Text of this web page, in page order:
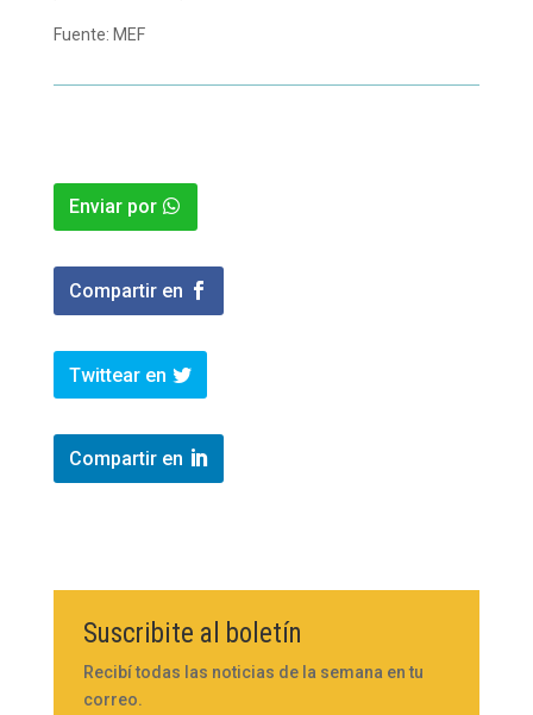
Fuente: MEF
Enviar por
Compartir en
Twittear en
Compartir en
Suscribite al boletín
Recibí todas las noticias de la semana en tu
correo.